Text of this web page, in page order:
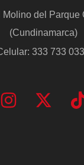
del Parque
(Cundinamarca)
333 733